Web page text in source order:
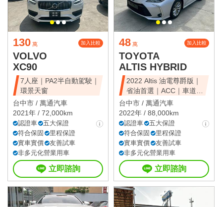
130 萬 加入比較
VOLVO
XC90
7人座｜PA2半自動駕駛｜
環景天窗
台中市 / 萬通汽車
2021年 / 72,000km
認證車
五大保證
符合保固
里程保證
實車實價
友善試車
非多元化營業用車
立即諮詢
48 萬 加入比較
TOYOTA
ALTIS HYBRID
2022 Altis 油電尊爵版｜
省油首選｜ACC｜車道維
持
台中市 / 萬通汽車
2022年 / 88,000km
認證車
五大保證
符合保固
里程保證
實車實價
友善試車
非多元化營業用車
立即諮詢